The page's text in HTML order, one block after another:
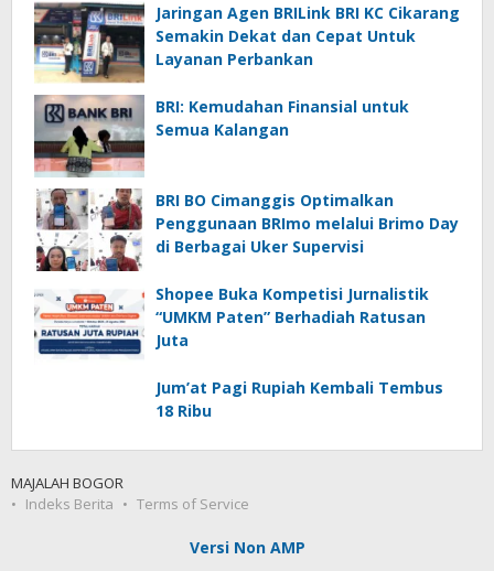
Jaringan Agen BRILink BRI KC Cikarang
Semakin Dekat dan Cepat Untuk
Layanan Perbankan
BRI: Kemudahan Finansial untuk
Semua Kalangan
BRI BO Cimanggis Optimalkan
Penggunaan BRImo melalui Brimo Day
di Berbagai Uker Supervisi
Shopee Buka Kompetisi Jurnalistik
“UMKM Paten” Berhadiah Ratusan
Juta
Jum’at Pagi Rupiah Kembali Tembus
18 Ribu
MAJALAH BOGOR
Indeks Berita
Terms of Service
Versi Non AMP